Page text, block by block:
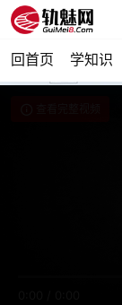
回首页 学知识